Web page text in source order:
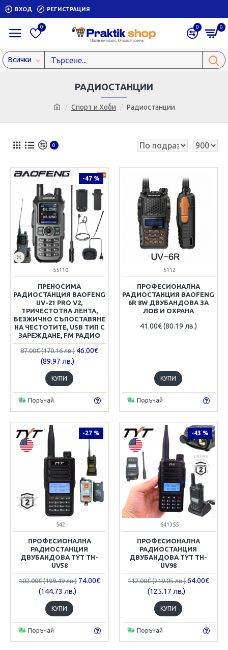
ВХОД РЕГИСТРАЦИЯ
0 0 0
Всички
Спорт и Хоби Радиостанции
РАДИОСТАНЦИИ
0
-47 %
55110
ПРЕНОСИМА
РАДИОСТАНЦИЯ BAOFENG
UV-21 PRO V2,
ТРИЧЕСТОТНА ЛЕНТА,
БЕЗЖИЧНО СЪПОСТАВЯНЕ
НА ЧЕСТОТИТЕ, USB ТИП C
ЗАРЕЖДАНЕ, FM РАДИО
87.00€ (170.16 лв.) 46.00€
(89.97 лв.)
КУПИ
Поръчай
5112
ПРОФЕСИОНАЛНА
РАДИОСТАНЦИЯ BAOFENG
6R 8W ДВУБАНДОВА ЗА
ЛОВ И ОХРАНА
41.00€ (80.19 лв.)
КУПИ
Поръчай
-27 %
542
ПРОФЕСИОНАЛНА
РАДИОСТАНЦИЯ
ДВУБАНДОВА TYT TH-
UV58
102.00€ (199.49 лв.) 74.00€
(144.73 лв.)
КУПИ
Поръчай
-43 %
641355
ПРОФЕСИОНАЛНА
РАДИОСТАНЦИЯ
ДВУБАНДОВА TYT TH-
UV98
112.00€ (219.05 лв.) 64.00€
(125.17 лв.)
КУПИ
Поръчай